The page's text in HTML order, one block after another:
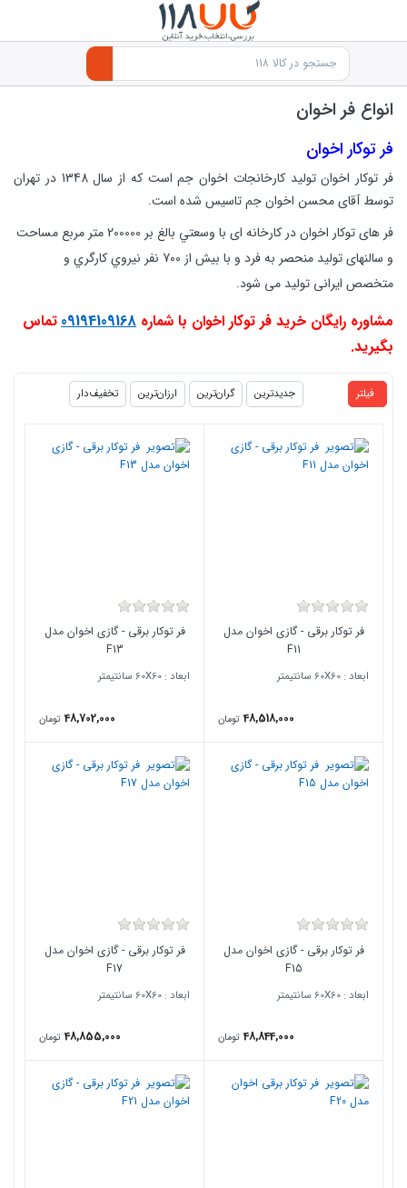
انواع فر اخوان
فر توکار اخوان
فر توکار اخوان تولید کارخانجات اخوان جم است که از سال 1348 در تهران
توسط آقای محسن اخوان جم تاسیس شده است.
فر های توکار اخوان در کارخانه ای
با وسعتي بالغ بر 200000 متر مربع مساحت
و سالنهای توليد منحصر به فرد و با بيش از 700 نفر نيروي كارگري و
متخصص ایرانی تولید می شود.
مشاوره رایگان خرید فر توکار اخوان با شماره 09194109168تماس
بگیرید.
products.productlist
فیلتر جدیدترین گران‌ترین ارزان‌ترین تخفیف‌دار
فر توکار برقی - گازی اخوان مدل
F11
ابعاد : 60X60 سانتیمتر
48,518,000 تومان
فر توکار برقی - گازی اخوان مدل
F13
ابعاد : 60X60 سانتیمتر
48,702,000 تومان
فر توکار برقی - گازی اخوان مدل
F15
ابعاد : 60X60 سانتیمتر
48,844,000 تومان
فر توکار برقی - گازی اخوان مدل
F17
ابعاد : 60X60 سانتیمتر
48,855,000 تومان